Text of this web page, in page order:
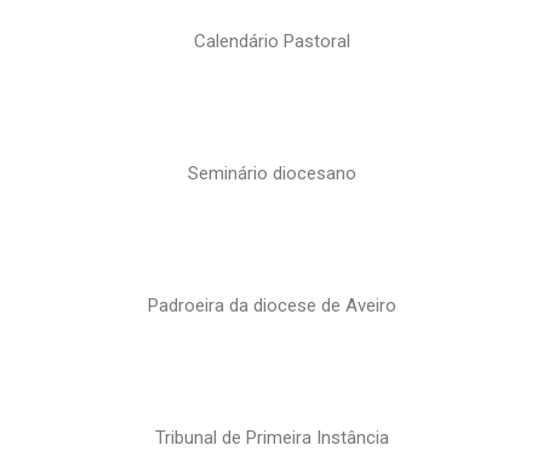
Calendário Pastoral
Seminário diocesano
Padroeira da diocese de Aveiro
Tribunal de Primeira Instância